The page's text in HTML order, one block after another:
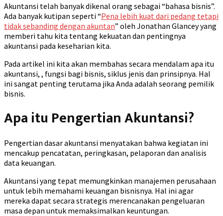
Akuntansi telah banyak dikenal orang sebagai “bahasa bisnis”.
Ada banyak kutipan seperti “Pena lebih kuat dari pedang tetapi
tidak sebanding dengan akuntan” oleh Jonathan Glancey yang
memberi tahu kita tentang kekuatan dan pentingnya
akuntansi pada keseharian kita.
Pada artikel ini kita akan membahas secara mendalam apa itu
akuntansi, , fungsi bagi bisnis, siklus jenis dan prinsipnya. Hal
ini sangat penting terutama jika Anda adalah seorang pemilik
bisnis.
Apa itu Pengertian Akuntansi?
Pengertian dasar akuntansi menyatakan bahwa kegiatan ini
mencakup pencatatan, peringkasan, pelaporan dan analisis
data keuangan.
Akuntansi yang tepat memungkinkan manajemen perusahaan
untuk lebih memahami keuangan bisnisnya. Hal ini agar
mereka dapat secara strategis merencanakan pengeluaran
masa depan untuk memaksimalkan keuntungan.